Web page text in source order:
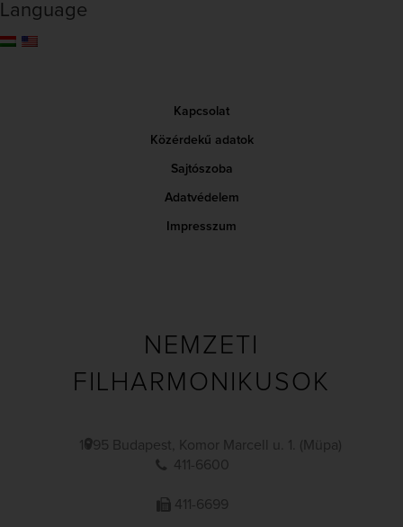
Language
Kapcsolat
Közérdekű adatok
Sajtószoba
Adatvédelem
Impresszum
NEMZETI
FILHARMONIKUSOK
1095 Budapest, Komor Marcell u. 1. (Müpa)
411-6600
411-6699